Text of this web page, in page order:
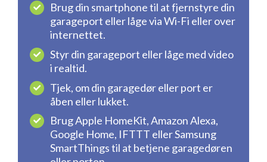
Brug din smartphone til at fjernstyre din
garageport eller låge via Wi-Fi eller over
internettet.
Styr din garageport eller låge med video
i realtid.
Tjek, om din garagedør eller port er
åben eller lukket.
Brug Apple HomeKit, Amazon Alexa,
Google Home, IFTTT eller Samsung
SmartThings til at betjene garagedøren